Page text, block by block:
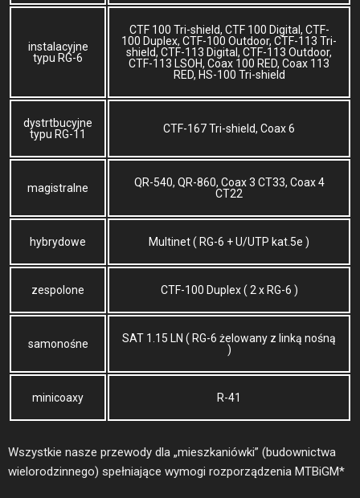
instalacyjne
typu RG-6
CTF 100 Tri-shield, CTF 100 Digital, CTF-
100 Duplex, CTF-100 Outdoor, CTF-113 Tri-
shield, CTF-113 Digital, CTF-113 Outdoor,
CTF-113 LSOH, Coax 100 RED, Coax 113
RED, HS-100 Tri-shield
dystrtbucyjne
typu RG-11
CTF-167 Tri-shield, Coax 6
magistralne
QR-540, QR-860, Coax 3 CT33, Coax 4
CT22
hybrydowe Multinet ( RG-6 + U/UTP kat.5e )
zespolone CTF-100 Duplex ( 2 x RG-6 )
samonośne
SAT 1.15 LN ( RG-6 żelowany z linką nośną
)
minicoaxy R-41
Wszystkie nasze przewody dla „mieszkaniówki” (budownictwa
wielorodzinnego) spełniające wymogi rozporządzenia MTBiGM*